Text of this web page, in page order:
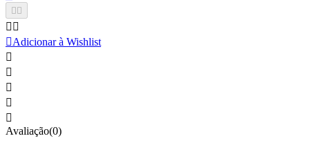
 
 
Adicionar à Wishlist





Avaliação(0)